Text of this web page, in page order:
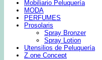
Mobiliario Peluquería
MODA
PERFUMES
Prosolaris
Spray Bronzer
Spray Lotion
Utensilios de Peluquería
Z.one Concept